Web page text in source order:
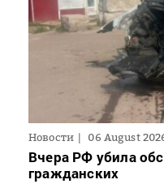
Новости 06 August
Вчера РФ убила
гражданских